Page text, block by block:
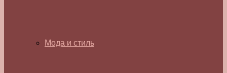
Мода и стиль